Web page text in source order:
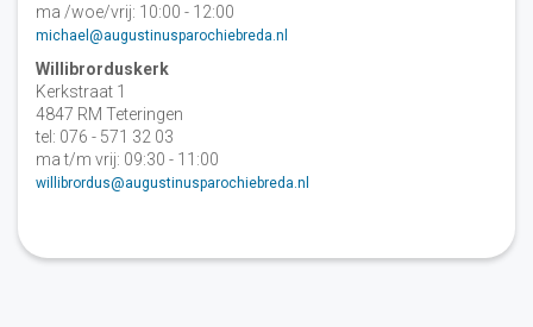
ma /woe/vrij: 10:00 - 12:00
michael@augustinusparochiebreda.nl
Willibrorduskerk
Kerkstraat 1
4847 RM Teteringen
tel: 076 - 571 32 03
ma t/m vrij: 09:30 - 11:00
willibrordus@augustinusparochiebreda.nl